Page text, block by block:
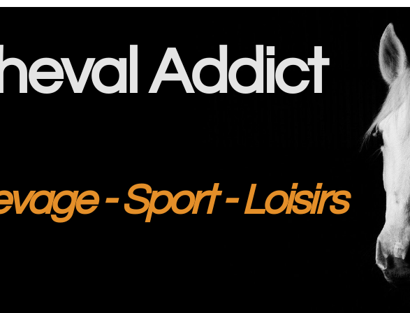
Addict
- Sport - Loisirs